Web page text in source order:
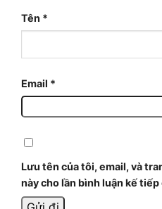
Tên *
Email *
Lưu tên của tôi, email, và
này cho lần bình luận kế tiếp